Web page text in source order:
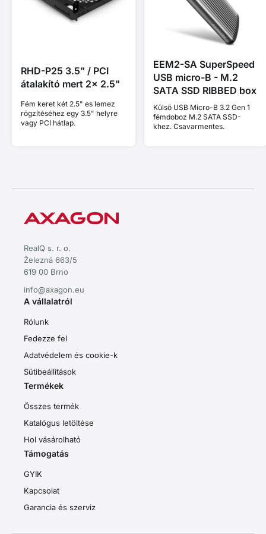
RHD-P25 3.5" / PCI
átalakító mert 2x 2.5"
Fém keret két 2.5" es lemez
rögzítéséhez egy 3.5" helyre
vagy PCI hátlap.
EEM2-SA SuperSpeed
USB micro-B - M.2
SATA SSD RIBBED box
Külső USB Micro-B 3.2 Gen 1
fémdoboz M.2 SATA SSD-
khez. Csavarmentes.
RealQ s. r. o.
Železná 663/5
619 00 Brno
info@axagon.eu
A vállalatról
Rólunk
Fedezze fel
Adatvédelem és cookie-k
Sütibeállítások
Termékek
Összes termék
Katalógus letöltése
Hol vásárolható
Támogatás
GYIK
Kapcsolat
Garancia és szerviz